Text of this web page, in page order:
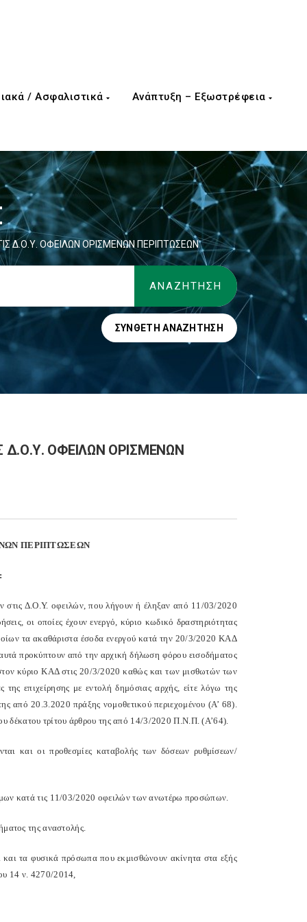
/ Ασφαλιστικά Ανάπτυξη – Εξωστρέφεια
Δ.Ο.Υ. ΟΦΕΙΛΩΝ ΟΡΙΣΜΕΝΩΝ ΠΕΡΙΠΤΩΣΕΩΝ
ΣΎΝΘΕΤΗ ΑΝΑΖΉΤΗΣΗ
ΟΦΕΙΛΩΝ ΟΡΙΣΜΕΝΩΝ
ΠΕΡΙΠΤΩΣΕΩΝ
στις Δ.Ο.Υ. οφειλών, που λήγουν ή έληξαν από 11/03/2020
οι οποίες έχουν ενεργό, κύριο κωδικό δρα­στηριότητας
τα ακαθάριστα έσοδα ενεργού κατά την 20/3/2020 ΚΑΔ
προκύπτουν από την αρχική δήλωση φόρου εισοδήματος
κύριο ΚΑΔ στις 20/3/2020 καθώς και των μισθωτών των
επιχείρησης με εντολή δημόσιας αρχής, είτε λόγω της
από 20.3.2020 πράξης νομοθετικού περιεχομένου (Α’ 68).
δέκατου τρίτου άρθρου της από 14/3/2020 Π.Ν.Π. (Α’64).
και οι προθεσμίες καταβολής των δόσε­ων ρυθμίσεων/
κατά τις 11/03/2020 οφειλών των ανωτέρω προσώπων.
της αναστολής.
τα φυσικά πρόσωπα που εκμισθώνουν ακίνητα στα εξής
14 ν. 4270/2014,